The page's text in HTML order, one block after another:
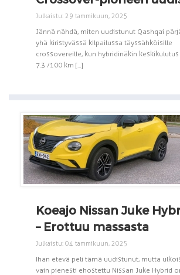
Julkaistu: 29 tammikuun, 2025
Jännä nähdä, miten uudistunut Qashqai
yhä kiristyvässä kilpailussa täyssähköisille
crossovereille, kun hybridinäkin
7.3 /100 km [...]
Koeajo Nissan Juke
– Erottuu massasta
Julkaistu: 04 tammikuun, 2025
Ihan etevä peli tämä uudistunut, mutta
vain pienesti ehostettu Nissan Juke Hybrid